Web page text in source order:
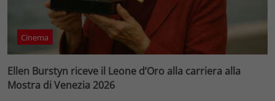
Cinema
Ellen Burstyn riceve il Leone d’Oro alla carriera alla
Mostra di Venezia 2026